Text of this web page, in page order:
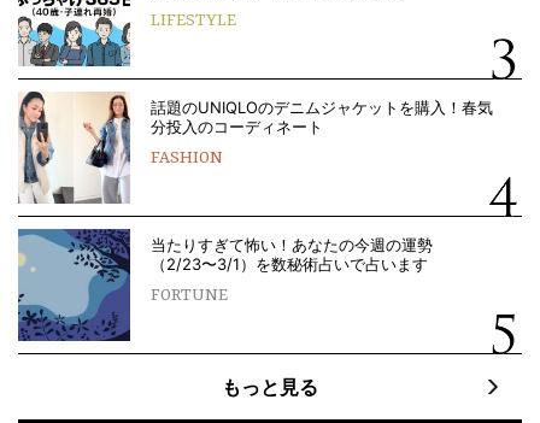
LIFESTYLE
話題のUNIQLOのデニムジャケットを購入！春気
分投入のコーディネート
FASHION
当たりすぎて怖い！あなたの今週の運勢
（2/23〜3/1）を数秘術占いで占います
FORTUNE
もっと見る